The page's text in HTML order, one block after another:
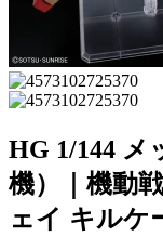
HG 1/144 メ
機）｜機動
ェイ キルケ